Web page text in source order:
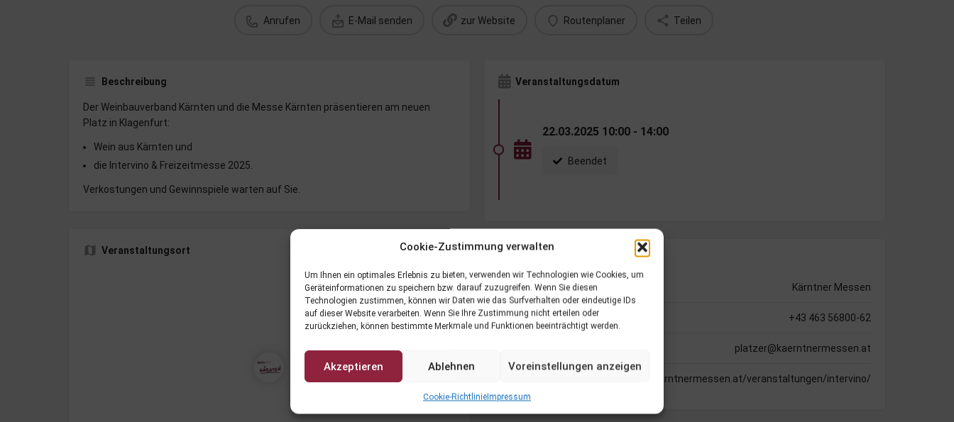
Cookie-Zustimmung verwalten
Um Ihnen ein optimales Erlebnis zu bieten, verwenden wir Technologien wie Cookies, um
Geräteinformationen zu speichern bzw. darauf zuzugreifen. Wenn Sie diesen
Technologien zustimmen, können wir Daten wie das Surfverhalten oder eindeutige IDs
auf dieser Website verarbeiten. Wenn Sie Ihre Zustimmung nicht erteilen oder
zurückziehen, können bestimmte Merkmale und Funktionen beeinträchtigt werden.
Akzeptieren Ablehnen Voreinstellungen anzeigen
Cookie-RichtlinieImpressum
Anrufen E-Mail senden zur Website Routenplaner Teilen
Beschreibung
Der Weinbauverband Kärnten und die Messe Kärnten präsentieren am neuen
Platz in Klagenfurt:
Wein aus Kärnten und
die Intervino & Freizeitmesse 2025.
Verkostungen und Gewinnspiele warten auf Sie.
Veranstaltungsort
Veranstaltungsdatum
22.03.2025 10:00 - 14:00
Beendet
Veranstalter Kärntner Messen
Telefonnummer +43 463 56800-62
platzer@kaerntnermessen.at
https://www.kaerntnermessen.at/veranstaltungen/intervino/